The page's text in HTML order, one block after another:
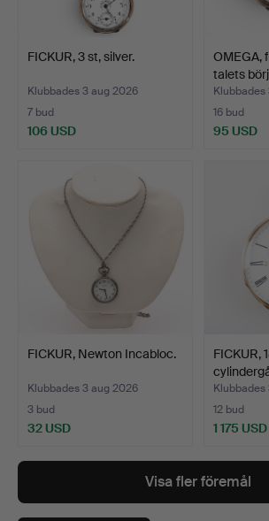
FICKUR, 3 st, silver.
Klubbades 3 aug 2026
7 bud
106 USD
OMEGA,
talets
16 bud
95 USD
FICKUR, Newton Incabloc.
Klubbades 3 aug 2026
3 bud
32 USD
FICKUR,
12 bud
1 175 USD
Visa fler föremål